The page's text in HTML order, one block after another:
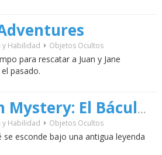
y Habilidad Objetos Ocultos
para rescatar a Juan y Jane
pasado.
Shaolin Mystery: El Báculo del Dragón de Jade
y Habilidad Objetos Ocultos
se esconde bajo una antigua leyenda